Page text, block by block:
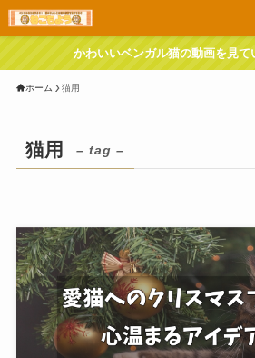
かわいいベンガル猫の動画を見て
ホーム 猫用
猫用 – tag –